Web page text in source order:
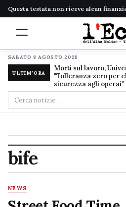
Questa testata non riceve alcun
SABATO 8 AGOSTO 2026
ULTIM'ORA
Morti sul lavoro,
"Tolleranza zero per
sicurezza agli operai"
Cerca
nel
bife
NEWS